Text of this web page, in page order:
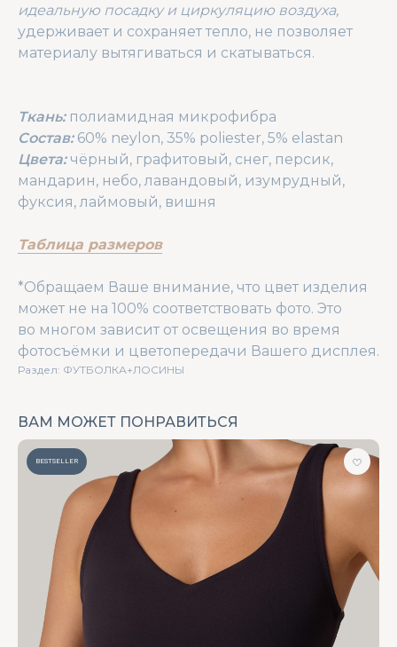
идеальную посадку и циркуляцию воздуха,
удерживает и сохраняет тепло, не позволяет
материалу вытягиваться и скатываться.
Ткань:полиамидная микрофибра
Состав: 60% neylon, 35% poliester, 5% elastan
Цвета:чёрный, графитовый, снег, персик,
мандарин, небо, лавандовый, изумрудный,
фуксия, лаймовый, вишня
Таблица размеров
*Обращаем Ваше внимание, что цвет изделия
может не на 100% соответствовать фото. Это
во многом зависит от освещения во время
фотосъёмки и цветопередачи Вашего дисплея.
Раздел: ФУТБОЛКА+ЛОСИНЫ
ВАМ МОЖЕТ ПОНРАВИТЬСЯ
BESTSELLER